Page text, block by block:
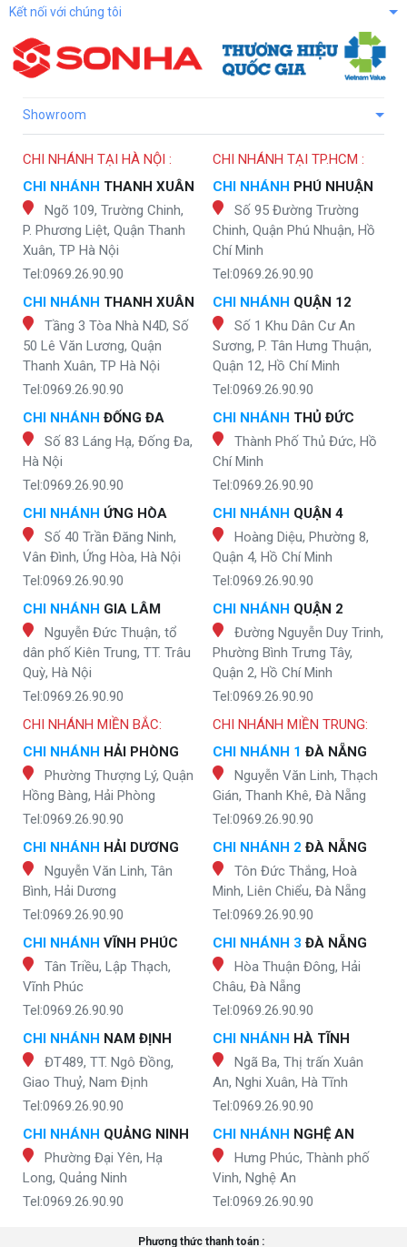
Kết nối với chúng tôi
Showroom
CHI NHÁNH TẠI HÀ NỘI :
CHI NHÁNH THANH XUÂN
Ngõ 109, Trường Chinh,
P. Phương Liệt, Quận Thanh
Xuân, TP Hà Nội
Tel:0969.26.90.90
CHI NHÁNH THANH XUÂN
Tầng 3 Tòa Nhà N4D, Số
50 Lê Văn Lương, Quận
Thanh Xuân, TP Hà Nội
Tel:0969.26.90.90
CHI NHÁNH ĐỐNG ĐA
Số 83 Láng Hạ, Đống Đa,
Hà Nội
Tel:0969.26.90.90
CHI NHÁNH ỨNG HÒA
Số 40 Trần Đăng Ninh,
Vân Đình, Ứng Hòa, Hà Nội
Tel:0969.26.90.90
CHI NHÁNH GIA LÂM
Nguyễn Đức Thuận, tổ
dân phố Kiên Trung, TT. Trâu
Quỳ, Hà Nội
Tel:0969.26.90.90
CHI NHÁNH TẠI TP.HCM :
CHI NHÁNH PHÚ NHUẬN
Số 95 Đường Trường
Chinh, Quận Phú Nhuận, Hồ
Chí Minh
Tel:0969.26.90.90
CHI NHÁNH QUẬN 12
Số 1 Khu Dân Cư An
Sương, P. Tân Hưng Thuận,
Quận 12, Hồ Chí Minh
Tel:0969.26.90.90
CHI NHÁNH THỦ ĐỨC
Thành Phố Thủ Đức, Hồ
Chí Minh
Tel:0969.26.90.90
CHI NHÁNH QUẬN 4
Hoàng Diệu, Phường 8,
Quận 4, Hồ Chí Minh
Tel:0969.26.90.90
CHI NHÁNH QUẬN 2
Đường Nguyễn Duy Trinh,
Phường Bình Trưng Tây,
Quận 2, Hồ Chí Minh
Tel:0969.26.90.90
CHI NHÁNH MIỀN BẮC:
CHI NHÁNH HẢI PHÒNG
Phường Thượng Lý, Quận
Hồng Bàng, Hải Phòng
Tel:0969.26.90.90
CHI NHÁNH HẢI DƯƠNG
Nguyễn Văn Linh, Tân
Bình, Hải Dương
Tel:0969.26.90.90
CHI NHÁNH VĨNH PHÚC
Tân Triều, Lập Thạch,
Vĩnh Phúc
Tel:0969.26.90.90
CHI NHÁNH NAM ĐỊNH
ĐT489, TT. Ngô Đồng,
Giao Thuỷ, Nam Định
Tel:0969.26.90.90
CHI NHÁNH QUẢNG NINH
Phường Đại Yên, Hạ
Long, Quảng Ninh
Tel:0969.26.90.90
CHI NHÁNH MIỀN TRUNG:
CHI NHÁNH 1 ĐÀ NẴNG
Nguyễn Văn Linh, Thạch
Gián, Thanh Khê, Đà Nẵng
Tel:0969.26.90.90
CHI NHÁNH 2 ĐÀ NẴNG
Tôn Đức Thắng, Hoà
Minh, Liên Chiểu, Đà Nẵng
Tel:0969.26.90.90
CHI NHÁNH 3 ĐÀ NẴNG
Hòa Thuận Đông, Hải
Châu, Đà Nẵng
Tel:0969.26.90.90
CHI NHÁNH HÀ TĨNH
Ngã Ba, Thị trấn Xuân
An, Nghi Xuân, Hà Tĩnh
Tel:0969.26.90.90
CHI NHÁNH NGHỆ AN
Hưng Phúc, Thành phố
Vinh, Nghệ An
Tel:0969.26.90.90
Phương thức thanh toán :